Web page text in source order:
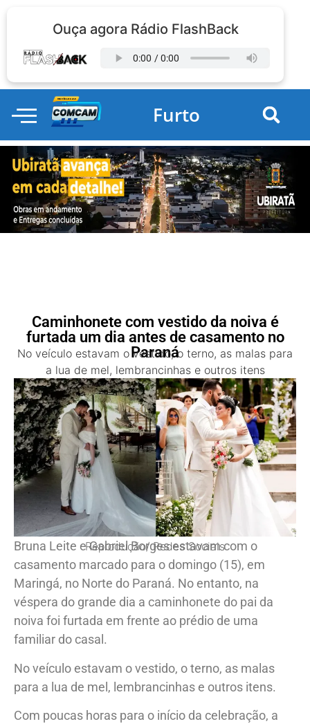
Ouça agora Rádio FlashBack
Furto
Caminhonete com vestido da noiva é
furtada um dia antes de casamento no
Paraná
No veículo estavam o vestido, o terno, as malas para
a lua de mel, lembrancinhas e outros itens
Reprodução/ Redes Sociais
Bruna Leite e Gabriel Borges estavam com o
casamento marcado para o domingo (15), em
Maringá, no Norte do Paraná. No entanto, na
véspera do grande dia a caminhonete do pai da
noiva foi furtada em frente ao prédio de uma
familiar do casal.
No veículo estavam o vestido, o terno, as malas
para a lua de mel, lembrancinhas e outros itens.
Com poucas horas para o início da celebração, a